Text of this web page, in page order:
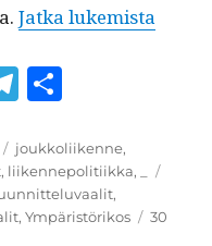
Jat­ka lukemista
T
e
g
r
a
re
Kategoriat
joukkoliikenne,
, liikennepolitiikka,
,
,Ympäristörikos
30